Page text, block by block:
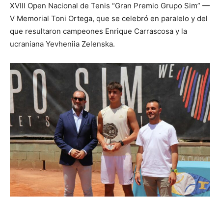
XVIII Open Nacional de Tenis “Gran Premio Grupo Sim” —
V Memorial Toni Ortega, que se celebró en paralelo y del
que resultaron campeones Enrique Carrascosa y la
ucraniana Yevheniia Zelenska.